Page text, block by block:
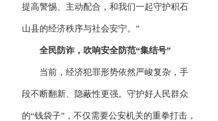
提高警惕、主动配合，和我们一起守护积石
山县的经济秩序与社会安宁。”
全民防诈，吹响安全防范“集结号”
当前，经济犯罪形势依然严峻复杂，手
段不断翻新、隐蔽性更强。守护好人民群众
的“钱袋子”，不仅需要公安机关的重拳打击，